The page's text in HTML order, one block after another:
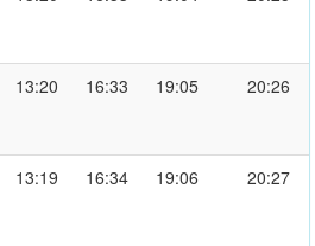
13:20 16:33 19:05 20:26
13:19 16:34 19:06 20:27